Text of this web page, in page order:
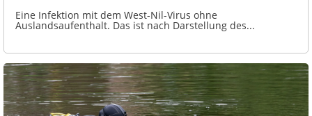
Eine Infektion mit dem West-Nil-Virus ohne
Auslandsaufenthalt. Das ist nach Darstellung des...